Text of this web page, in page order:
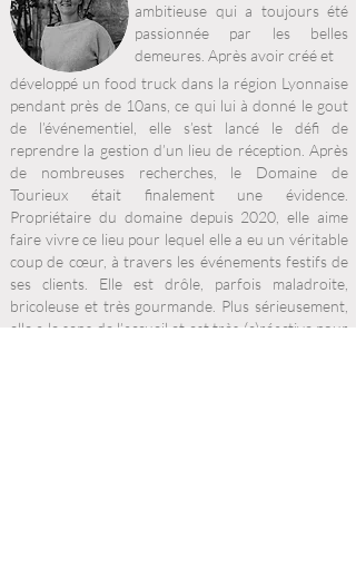
ambitieuse qui a toujours été
passionnée par les belles
demeures. Après avoir créé et
développé un food truck dans la région Lyonnaise
pendant près de 10ans, ce qui lui à donné le gout
de l’événementiel, elle s’est lancé le défi de
reprendre la gestion d’un lieu de réception. Après
de nombreuses recherches, le Domaine de
Tourieux était finalement une évidence.
Propriétaire du domaine depuis 2020, elle aime
faire vivre ce lieu pour lequel elle a eu un véritable
coup de cœur, à travers les événements festifs de
ses clients. Elle est drôle, parfois maladroite,
bricoleuse et très gourmande. Plus sérieusement,
elle a le sens de l’accueil et est très (c)réactive pour